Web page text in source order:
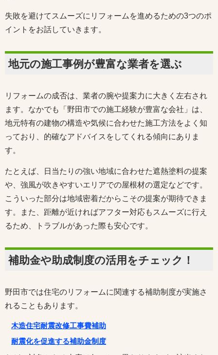
失敗を避けてスムーズにリフォームを進めるための3つのポ
イントをお話していきます。
地元の施工事例が豊富な業者を選ぶ
リフォームの成否は、業者の腕や提案力に大きく左右され
ます。なかでも「野田市での施工経験が豊富な会社」は、
地元特有の建物の構造や気候に合わせた施工方法をよく知
っており、的確なアドバイスをしてくれる傾向にありま
す。
たとえば、日当たりの強い地域に合わせた遮熱塗料の提案
や、強風が吹きやすいエリアでの屋根材の選定などです。
こういった部分は地域密着だからこその提案が期待できま
す。また、距離が近ければアフター対応もスムーズに行え
るため、トラブルがあった際も安心です。
補助金や助成制度の活用をチェック！
野田市では住宅のリフォームに関連する補助制度が実施さ
れることもあります。
木造住宅耐震改修工事費補助
耐震化を促進する補助金制度